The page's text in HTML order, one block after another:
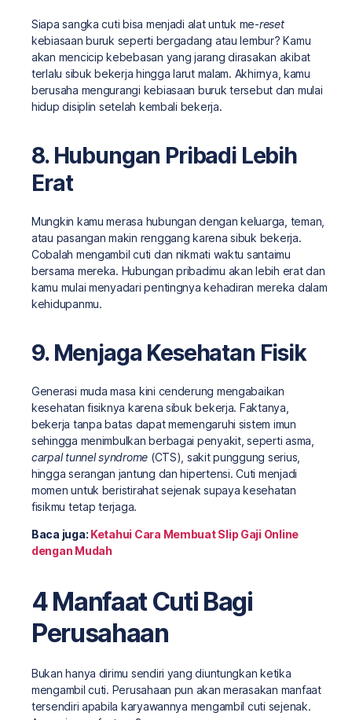
Siapa sangka cuti bisa menjadi alat untuk me-reset
kebiasaan buruk seperti bergadang atau lembur? Kamu
akan mencicip kebebasan yang jarang dirasakan akibat
terlalu sibuk bekerja hingga larut malam. Akhirnya, kamu
berusaha mengurangi kebiasaan buruk tersebut dan mulai
hidup disiplin setelah kembali bekerja.
8. Hubungan Pribadi Lebih
Erat
Mungkin kamu merasa hubungan dengan keluarga, teman,
atau pasangan makin renggang karena sibuk bekerja.
Cobalah mengambil cuti dan nikmati waktu santaimu
bersama mereka. Hubungan pribadimu akan lebih erat dan
kamu mulai menyadari pentingnya kehadiran mereka dalam
kehidupanmu.
9. Menjaga Kesehatan Fisik
Generasi muda masa kini cenderung mengabaikan
kesehatan fisiknya karena sibuk bekerja. Faktanya,
bekerja tanpa batas dapat memengaruhi sistem imun
sehingga menimbulkan berbagai penyakit, seperti asma,
carpal tunnel syndrome (CTS), sakit punggung serius,
hingga serangan jantung dan hipertensi. Cuti menjadi
momen untuk beristirahat sejenak supaya kesehatan
fisikmu tetap terjaga.
Baca juga: Ketahui Cara Membuat Slip Gaji Online
dengan Mudah
4 Manfaat Cuti Bagi
Perusahaan
Bukan hanya dirimu sendiri yang diuntungkan ketika
mengambil cuti. Perusahaan pun akan merasakan manfaat
tersendiri apabila karyawannya mengambil cuti sejenak.